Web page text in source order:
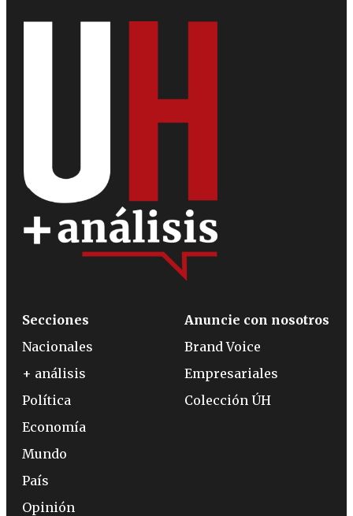
Secciones
Nacionales
+ análisis
Política
Economía
Mundo
País
Opinión
Anuncie con nosotros
Brand Voice
Empresariales
Colección ÚH